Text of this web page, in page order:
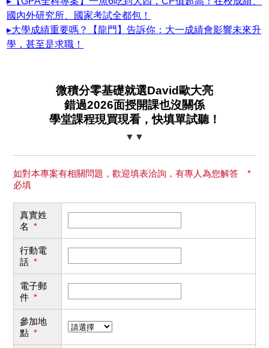
國內外研究所、國家考試全都包！
▸大學成績重要嗎？【龍門】告訴你：大一成績會影響未來升
學，甚至是求職！
微積分零基礎就選David歐大亮
錯過2026面授開課也沒關係
學堂課程現買現看，快填單試聽！
▼▼
如對本專案有相關問題，歡迎填表洽詢，有專人為您解答 *
必填
真實姓
名 *
行動電
話 *
電子郵
件 *
參加地
點 *